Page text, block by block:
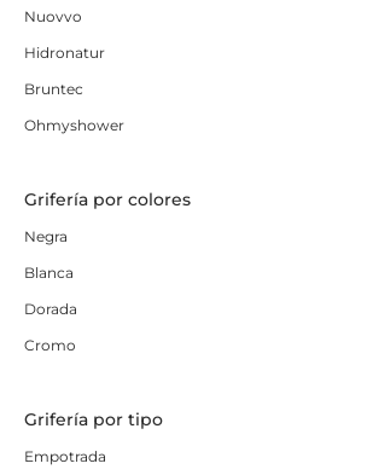
Nuovvo
Hidronatur
Bruntec
Ohmyshower
Grifería por colores
Negra
Blanca
Dorada
Cromo
Grifería por tipo
Empotrada